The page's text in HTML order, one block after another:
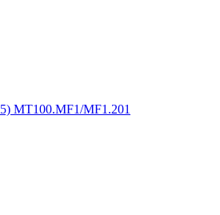
MT100.MF1/MF1.201